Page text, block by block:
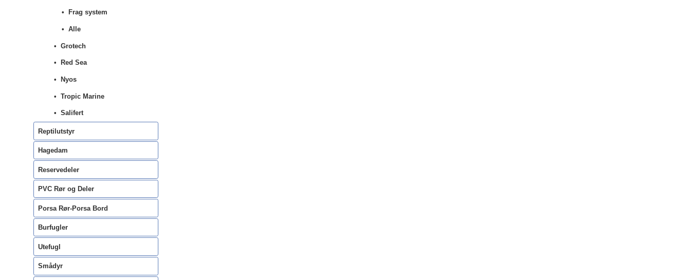
Frag system
Alle
Grotech
Red Sea
Nyos
Tropic Marine
Salifert
Reptilutstyr
Hagedam
Reservedeler
PVC Rør og Deler
Porsa Rør-Porsa Bord
Burfugler
Utefugl
Smådyr